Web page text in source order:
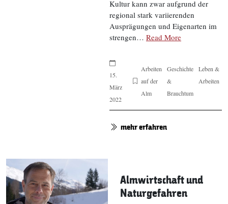
Kultur kann zwar aufgrund der
regional stark variierenden
Ausprägungen und Eigenarten im
strengen… Read More
15.
März
2022
Arbeiten
auf der
Alm
Geschichte
&
Brauchtum
Leben &
Arbeiten
mehr erfahren
Almwirtschaft und
Naturgefahren